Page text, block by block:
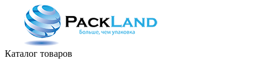
Каталог товаров